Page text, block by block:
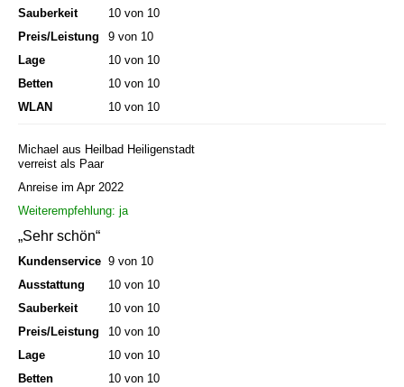
Sauberkeit
10 von 10
Preis/Leistung
9 von 10
Lage
10 von 10
Betten
10 von 10
WLAN
10 von 10
Michael aus Heilbad Heiligenstadt
verreist als Paar
Anreise im Apr 2022
Weiterempfehlung: ja
„Sehr schön“
Kundenservice 9 von 10
Ausstattung
10 von 10
Sauberkeit
10 von 10
Preis/Leistung
10 von 10
Lage
10 von 10
Betten
10 von 10